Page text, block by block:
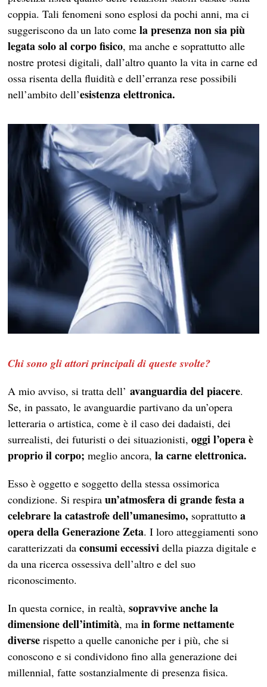
coppia. Tali fenomeni sono esplosi da pochi anni, ma ci
suggeriscono da un lato come la presenza non sia più
legata solo al corpo fisico, ma anche e soprattutto alle
nostre protesi digitali, dall’altro quanto la vita in carne ed
ossa risenta della fluidità e dell’erranza rese possibili
nell’ambito dell’esistenza elettronica.
Chi sono gli attori principali di queste svolte?
A mio avviso, si tratta dell’ avanguardia del piacere.
Se, in passato, le avanguardie partivano da un’opera
letteraria o artistica, come è il caso dei dadaisti, dei
surrealisti, dei futuristi o dei situazionisti,oggi l’opera è
proprio il corpo;meglio ancora,la carne elettronica.
Esso è oggetto e soggetto della stessa ossimorica
condizione. Si respiraun’atmosfera di grande festa a
celebrare la catastrofe dell’umanesimo, soprattuttoa
opera della Generazione Zeta. I loro atteggiamenti sono
caratterizzati daconsumi eccessivi della piazza digitale e
da una ricerca ossessiva dell’altro e del suo
riconoscimento.
In questa cornice, in realtà,sopravvive anche la
dimensione dell’intimità, main forme nettamente
diverse rispetto a quelle canoniche per i più, che si
conoscono e si condividono fino alla generazione dei
millennial, fatte sostanzialmente di presenza fisica.